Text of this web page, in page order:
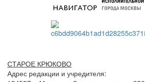
СТАРОЕ КРЮКОВО
Адрес редакции и учредителя: